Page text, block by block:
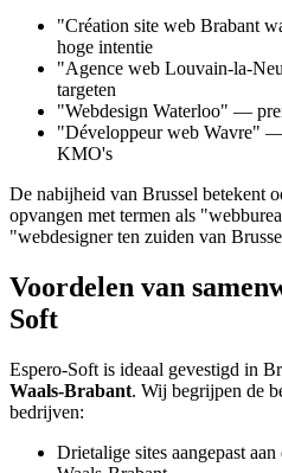
"Création site web Brabant
hoge intentie
"Agence web Louvain-la-
targeten
"Webdesign Waterloo" —
"Développeur web Wavre"
KMO's
De nabijheid van Brussel betekent
opvangen met termen als
"webdesigner ten zuiden van
Voordelen van
Soft
Espero-Soft is ideaal gevestigd in
Waals-Brabant. Wij begrijpen de
bedrijven:
Drietalige sites aangepast